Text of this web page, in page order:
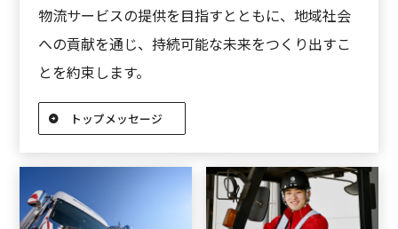
物流サービスの提供を目指すとともに、地域社会
への貢献を通じ、持続可能な未来をつくり出すこ
とを約束します。
トップメッセージ